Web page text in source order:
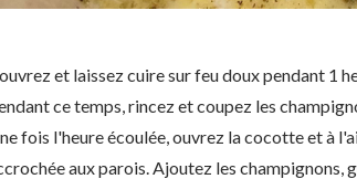
et laissez cuire sur feu doux pendant 1
ce temps, rincez et coupez les
fois l'heure écoulée, ouvrez la cocotte et à
aux parois. Ajoutez les